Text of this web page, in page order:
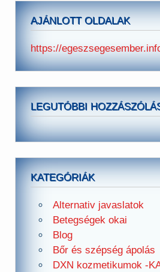
AJÁNLOTT OLDALAK
https://
LEGUTÓBBI
KATEGÓRIÁK
Alternativ javaslatok
Betegségek okai
Blog
Bőr és szépség ápolás
DXN kozmetikumok -